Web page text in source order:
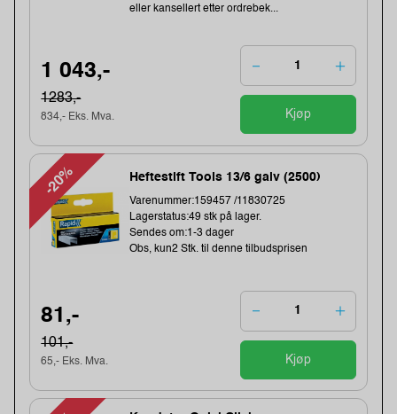
eller kansellert etter ordrebek...
1 043,-
1283,-
834,- Eks. Mva. Kjøp
-20% Heftestift Tools 13/6 galv (2500)
Varenummer:159457 /11830725
Lagerstatus:49 stk på lager.
Sendes om:1-3 dager
Obs, kun2 Stk. til denne tilbudsprisen
81,-
101,-
65,- Eks. Mva. Kjøp